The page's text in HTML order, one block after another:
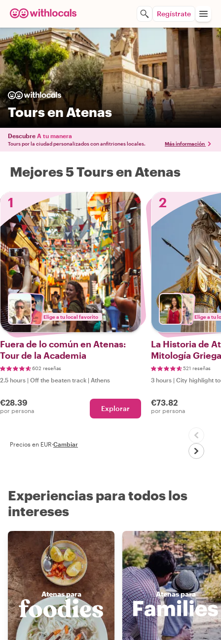
Regístrate
Tours en Atenas
Descubre A tu manera
Tours por la ciudad personalizados con anfitriones locales. Más información
Mejores 5 Tours en Atenas
1
Elige a tu local favorito
Fuera de lo común en Atenas:
Tour de la Academia
602 reseñas
2.5 hours | Off the beaten track | Athens
€28.39
por persona Explorar
2
Elige a tu
La Historia de
Mitología Griega
521 reseñas
3 hours | City highlight
€73.82
por persona
Precios en EUR·Cambiar
Experiencias para todos los
intereses
Atenas para Atenas para